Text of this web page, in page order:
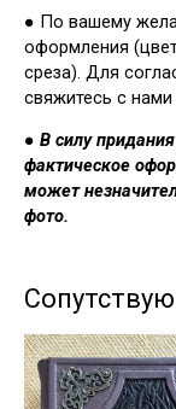
● По вашему
оформления
среза). Для
свяжитесь с
● В силу
фактическое
может
фото.